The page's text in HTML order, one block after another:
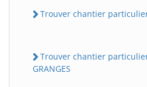
Trouver chantier particulier
Trouver chantier particulier
GRANGES